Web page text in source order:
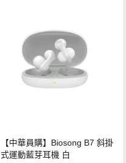
【中華員購】Biosong B7 斜掛
式運動藍芽耳機 白